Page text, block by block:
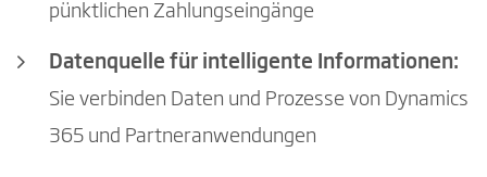
pünktlichen Zahlungseingänge
Datenquelle für intelligente Informationen:
Sie verbinden Daten und Prozesse von Dynamics
365 und Partneranwendungen